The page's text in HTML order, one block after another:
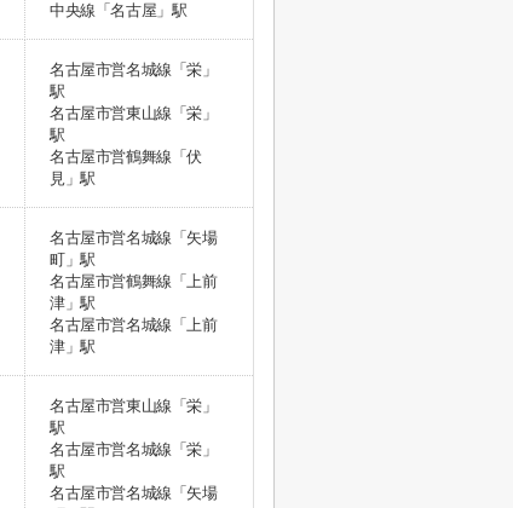
中央線「名古屋」駅
名古屋市営名城線「栄」
駅
名古屋市営東山線「栄」
駅
名古屋市営鶴舞線「伏
見」駅
名古屋市営名城線「矢場
町」駅
名古屋市営鶴舞線「上前
津」駅
名古屋市営名城線「上前
津」駅
名古屋市営東山線「栄」
駅
名古屋市営名城線「栄」
駅
名古屋市営名城線「矢場